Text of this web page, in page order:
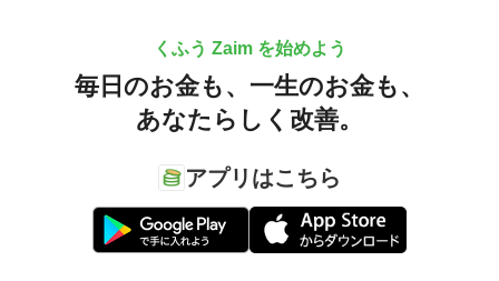
くふう Zaim を始めよう
毎日のお金も、 一生のお金も、
あなたらしく改善。
アプリはこちら